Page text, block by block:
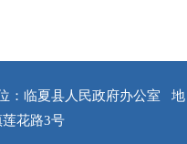
：临夏县人民政府办公室
地
花路3号